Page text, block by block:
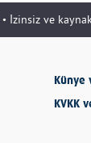
• İzinsiz ve
Künye
KVKK